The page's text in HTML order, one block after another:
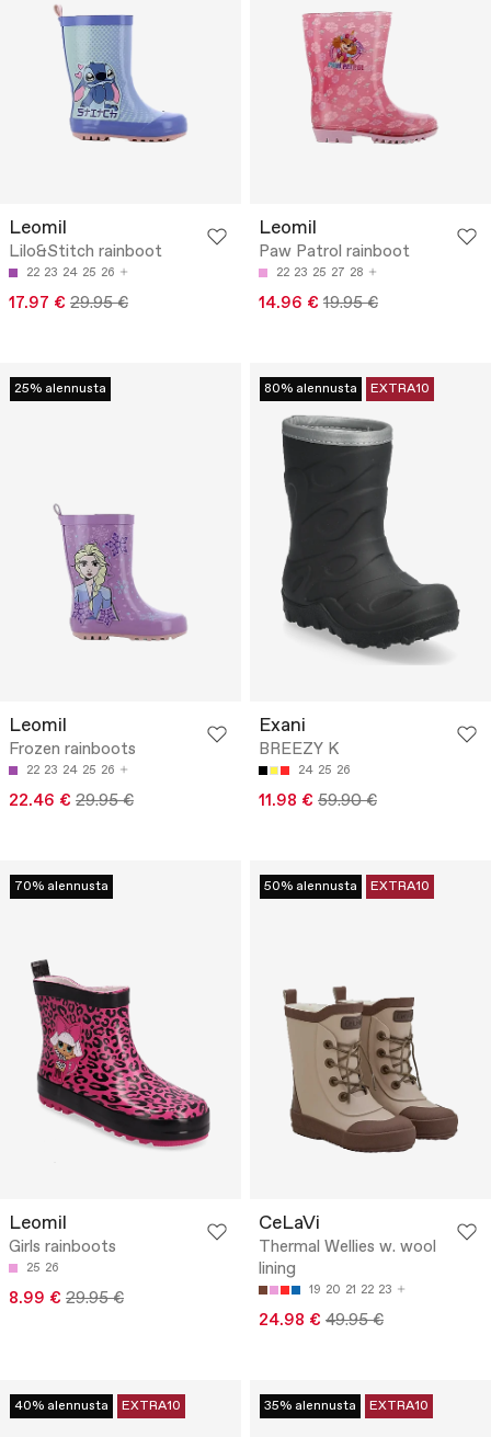
Leomil
Lilo&Stitch rainboot
22 23 24 25 26
17.97 € 29.95 €
Leomil
Paw Patrol rainboot
22 23 25 27 28
14.96 € 19.95 €
25% alennusta
Leomil
Frozen rainboots
22 23 24 25 26
22.46 € 29.95 €
80% alennusta EXTRA10
Exani
BREEZY K
24 25 26
11.98 € 59.90 €
70% alennusta
Leomil
Girls rainboots
25 26
8.99 € 29.95 €
50% alennusta EXTRA10
CeLaVi
Thermal Wellies w. wool
lining
19 20 21 22 23
24.98 € 49.95 €
40% alennusta EXTRA10 35% alennusta EXTRA10